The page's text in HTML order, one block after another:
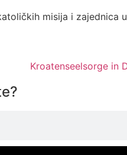
misija i zajednica u